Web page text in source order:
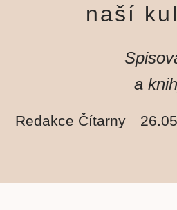
naší
a
Redakce Čítarny